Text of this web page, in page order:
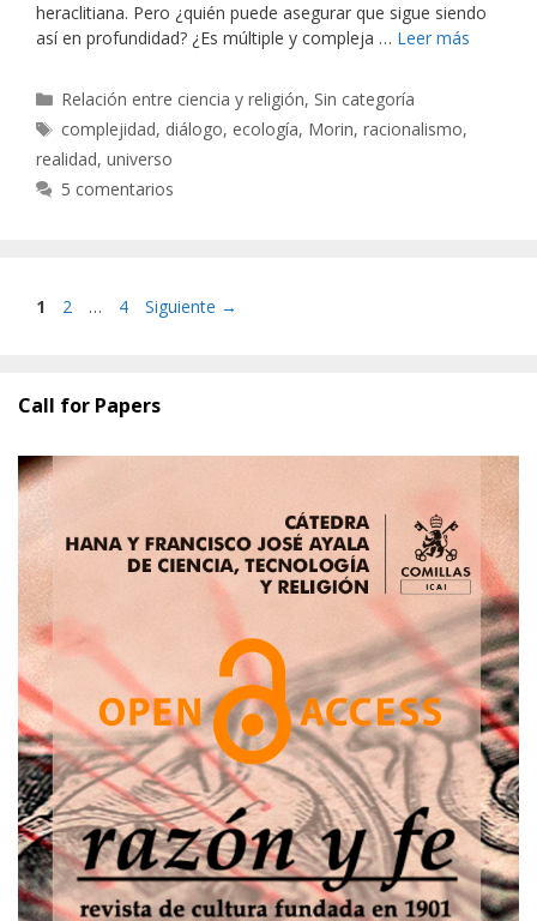
heraclitiana. Pero ¿quién puede asegurar que sigue siendo
así en profundidad? ¿Es múltiple y compleja … Leer más
Categorías
Relación entre ciencia y religión, Sin categoría
Etiquetas
complejidad, diálogo, ecología, Morin,racionalismo,
realidad, universo
5 comentarios
Página
1 Página
2 … Página
4 Siguiente →
Call for Papers